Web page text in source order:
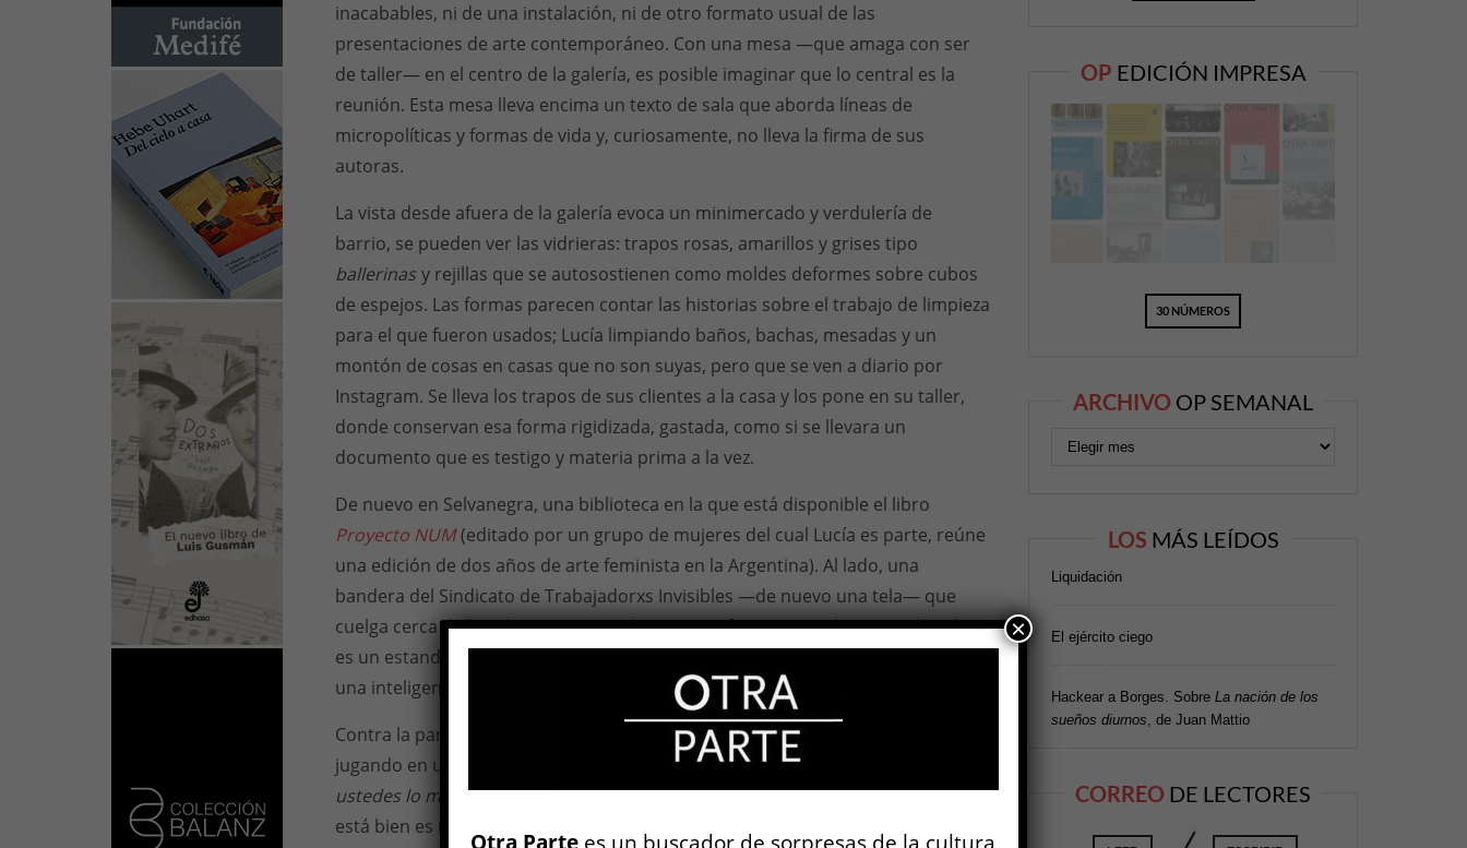
inacabables, ni de una instalación, ni de otro formato usual de las
presentaciones de arte contemporáneo. Con una mesa —que amaga con ser
de taller— en el centro de la galería, es posible imaginar que lo central es la
reunión. Esta mesa lleva encima un texto de sala que aborda líneas de
micropolíticas y formas de vida y, curiosamente, no lleva la firma de sus
autoras.
La vista desde afuera de la galería evoca un minimercado y verdulería de
barrio, se pueden ver las vidrieras: trapos rosas, amarillos y grises tipo
ballerinas y rejillas que se autosostienen como moldes deformes sobre cubos
de espejos. Las formas parecen contar las historias sobre el trabajo de limpieza
para el que fueron usados; Lucía limpiando baños, bachas, mesadas y un
montón de cosas en casas que no son suyas, pero que se ven a diario por
Instagram. Se lleva los trapos de sus clientes a la casa y los pone en su taller,
donde conservan esa forma rigidizada, gastada, como si se llevara un
documento que es testigo y materia prima a la vez.
De nuevo en Selvanegra, una biblioteca en la que está disponible el libro
Proyecto NUM(editado por un grupo de mujeres del cual Lucía es parte, reúne
una edición de dos años de arte feminista en la Argentina). Al lado, una
bandera del Sindicato de Trabajadorxs Invisibles —de nuevo una tela— que
cuelga cerca de la vidriera mostrando una cara fuera y otra dentro. La bandera
es un estandarte de la idea de escuchar en el hacer, en cada puntada habla de
una inteligencia de mujeres que se reúnen a compartir experiencias.
Contra la pared se muestra una fotografía enmarcada de Lucía en la niñez
jugando en una cocinita. Parece escucharse continuamente una acusación:
ustedes lo mezclan todo, sobre el feminismo, sobre el 8-M. Quizás lo único que
está bien es mezclarlo todo. ¿Qué es obra? ¿Qué es militancia? No es fácil saber
OP EDICIÓN IMPRESA
30 NÚMEROS
ARCHIVO OP SEMANAL
LOS MÁS LEÍDOS
Liquidación
El ejército ciego
Hackear a Borges. Sobre La nación de los
sueños diurnos , de Juan Mattio
CORREO DE LECTORES
Otra Parte es un buscador de sorpresas de la cultura
×